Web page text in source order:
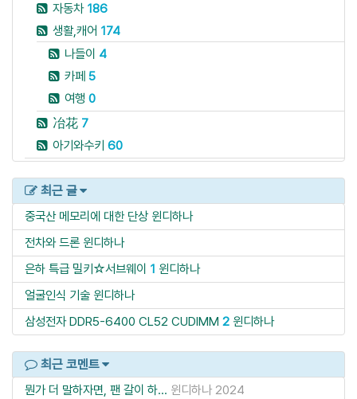
자동차 186
생활,캐어 174
나들이 4
카페 5
여행 0
冶花 7
아기와수키 60
최근 글
중국산 메모리에 대한 단상 윈디하나
전차와 드론 윈디하나
은하 특급 밀키☆서브웨이 1 윈디하나
얼굴인식 기술 윈디하나
삼성전자 DDR5-6400 CL52 CUDIMM 2 윈디하나
최근 코멘트
뭔가 더 말하자면, 팬 갈이 하... 윈디하나 2024